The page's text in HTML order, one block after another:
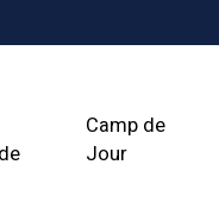
Camp de
Jour